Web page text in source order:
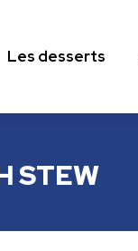
Les desserts
STEW